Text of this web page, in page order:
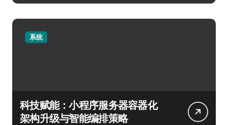
系统
科技赋能：小程序服务器容器化
架构升级与智能编排策略